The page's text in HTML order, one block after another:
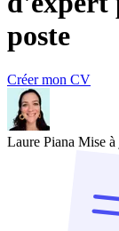
poste
Créer mon CV
Laure Piana Mise à